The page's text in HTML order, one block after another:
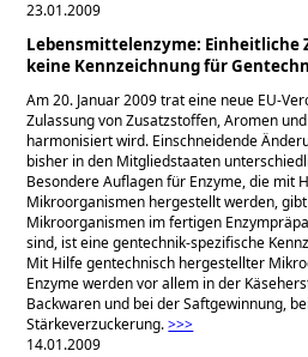
23.01.2009
Lebensmittelenzyme: Einheitliche
keine Kennzeichnung für
Am 20. Januar 2009 trat eine neue EU-
Zulassung von Zusatzstoffen, Aromen
harmonisiert wird. Einschneidende
bisher in den Mitgliedstaaten
Besondere Auflagen für Enzyme, die mit
Mikroorganismen hergestellt werden,
Mikroorganismen im fertigen
sind, ist eine gentechnik-spezifische
Mit Hilfe gentechnisch hergestellter
Enzyme werden vor allem in der
Backwaren und bei der Saftgewinnung,
Stärkeverzuckerung.>>>
14.01.2009